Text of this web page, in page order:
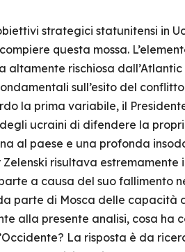
strategici statunitensi in
questa mossa.
altamente rischiosa
sull’esito del
la prima variabile, il
ucraini di difendere la
al paese e una profonda
Zelenski risultava
a causa del suo fallimento
parte di Mosca delle capacità
alla presente analisi, cosa ha
La risposta è da